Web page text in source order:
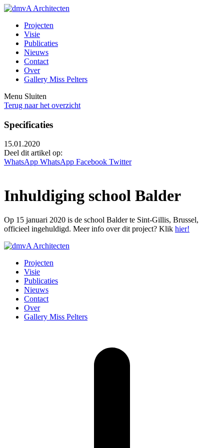
Projecten
Visie
Publicaties
Nieuws
Contact
Over
Gallery Miss Pelters
Menu Sluiten
Terug naar het overzicht
Specificaties
15.01.2020
Deel dit artikel op:
WhatsApp WhatsApp Facebook Twitter
Inhuldiging school Balder
Op 15 januari 2020 is de school Balder te Sint-Gillis, Brussel,
officieel ingehuldigd. Meer info over dit project? Klik hier!
Projecten
Visie
Publicaties
Nieuws
Contact
Over
Gallery Miss Pelters